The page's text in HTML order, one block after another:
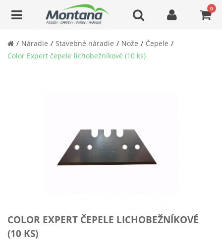
0
Náradie Stavebné náradie Nože
Čepele
Color Expert čepele lichobežníkové (10 ks)
COLOR EXPERT ČEPELE LICHOBEŽNÍKOVÉ
(10 KS)